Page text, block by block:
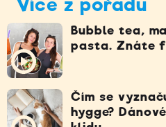
Více z pořadu
Bubble tea,
pasta. Znáte
Čím se
hygge?